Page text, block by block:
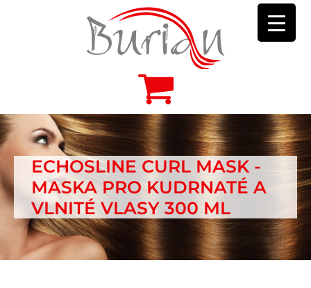
ECHOSLINE CURL MASK -
MASKA PRO KUDRNATÉ A
VLNITÉ VLASY 300 ML